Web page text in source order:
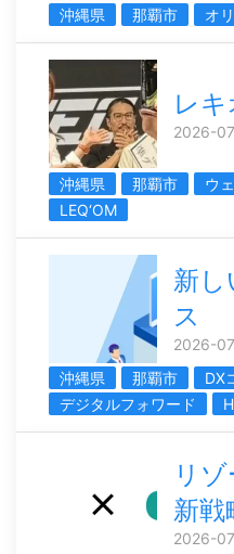
沖縄県
那覇市 オ
レ
2026-
沖縄県 那覇市 ウ
LEQ‘OM
新し
ス
2026-
沖縄県
那覇市
DX
デジタルフォワード
リ
新戦
2026-